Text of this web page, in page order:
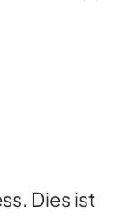
Dies ist